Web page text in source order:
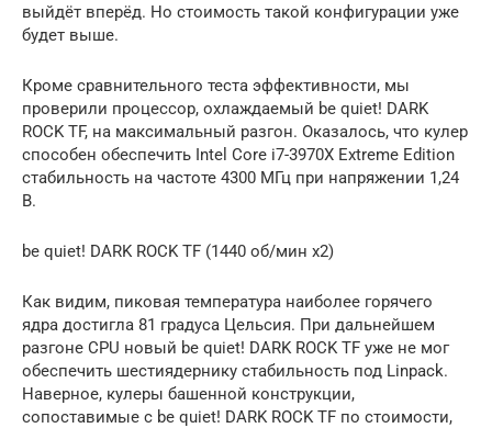
выйдёт вперёд. Но стоимость такой конфигурации уже
будет выше.
Кроме сравнительного теста эффективности, мы
проверили процессор, охлаждаемый be quiet! DARK
ROCK TF, на максимальный разгон. Оказалось, что кулер
способен обеспечить Intel Core i7-3970X Extreme Edition
стабильность на частоте 4300 МГц при напряжении 1,24
В.
be quiet! DARK ROCK TF (1440 об/мин х2)
Как видим, пиковая температура наиболее горячего
ядра достигла 81 градуса Цельсия. При дальнейшем
разгоне CPU новый be quiet! DARK ROCK TF уже не мог
обеспечить шестиядернику стабильность под Linpack.
Наверное, кулеры башенной конструкции,
сопоставимые с be quiet! DARK ROCK TF по стоимости,